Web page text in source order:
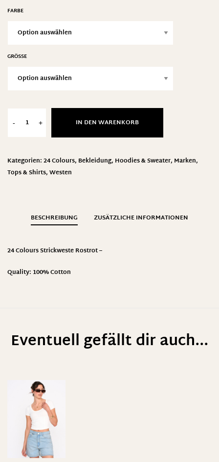
FARBE
GRÖSSE
- + IN DEN WARENKORB
Kategorien:24 Colours, Bekleidung, Hoodies & Sweater, Marken,
Tops & Shirts,Westen
BESCHREIBUNG ZUSÄTZLICHE INFORMATIONEN
24 Colours Strickweste Rostrot –
Quality: 100% Cotton
Eventuell gefällt dir auch...